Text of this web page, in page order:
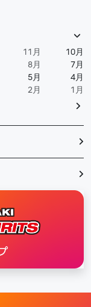
11月
10月
8月
7月
5月
4月
2月 1月